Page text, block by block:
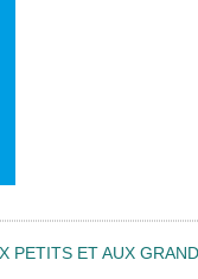
PETITS ET AUX